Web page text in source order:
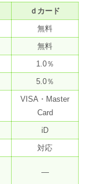
ｄカード
無料
無料
1.0％
5.0％
VISA・Master
Card
iD
対応
—